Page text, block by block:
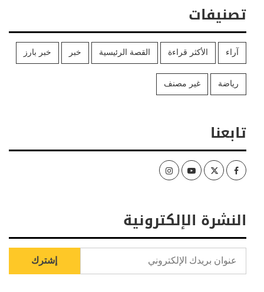
تصنيفات
آراء الأكثر قراءة القصة الرئيسية خبر خبر بارز
رياضة غير مصنف
تابعنا
Facebook
Twitter
Youtube
Instagram
النشرة الإلكترونية